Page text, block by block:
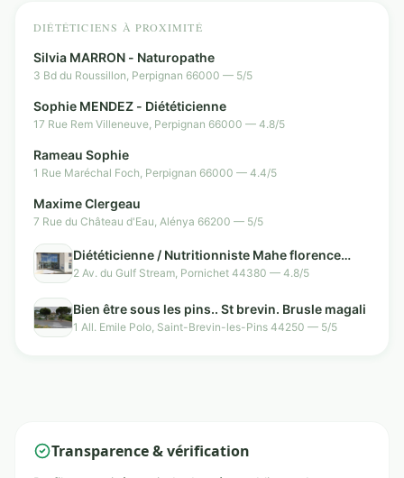
DIÉTÉTICIENS À PROXIMITÉ
Silvia MARRON - Naturopathe
3 Bd du Roussillon, Perpignan 66000 — 5/5
Sophie MENDEZ - Diététicienne
17 Rue Rem Villeneuve, Perpignan 66000 — 4.8/5
Rameau Sophie
1 Rue Maréchal Foch, Perpignan 66000 — 4.4/5
Maxime Clergeau
7 Rue du Château d'Eau, Alénya 66200 — 5/5
Diététicienne / Nutritionniste Mahe florence
Pornichet
2 Av. du Gulf Stream, Pornichet 44380 — 4.8/5
Bien être sous les pins.. St brevin. Brusle magali
1 All. Emile Polo, Saint-Brevin-les-Pins 44250 — 5/5
Transparence & vérification